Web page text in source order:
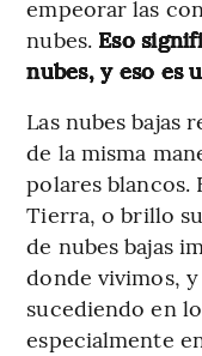
empeorar las
nubes. Eso
nubes, y eso es
Las nubes bajas
de la misma
polares blancos.
Tierra, o brillo
de nubes bajas
donde vivimos,
sucediendo en
especialmente